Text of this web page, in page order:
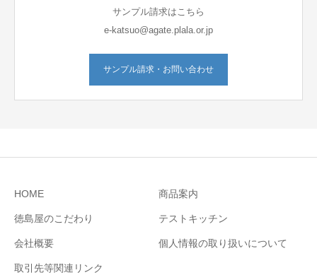
サンプル請求はこちら
e-katsuo@agate.plala.or.jp
サンプル請求・お問い合わせ
HOME 商品案内
徳島屋のこだわり テストキッチン
会社概要 個人情報の取り扱いについて
取引先等関連リンク